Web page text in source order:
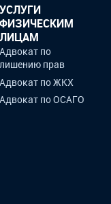
УСЛУГИ
ФИЗИЧЕСКИМ
ЛИЦАМ
Адвокат по
лишению прав
Адвокат по ЖКХ
Адвокат по ОСАГО